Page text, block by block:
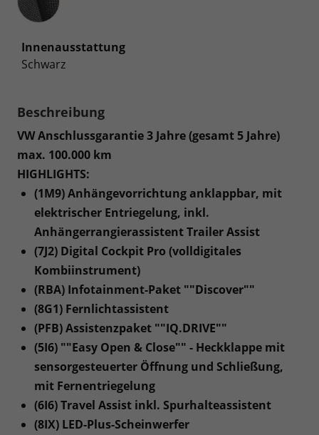
Innenausstattung
Schwarz
Beschreibung
VW Anschlussgarantie 3 Jahre (gesamt 5 Jahre)
max. 100.000 km
HIGHLIGHTS:
(1M9) Anhängevorrichtung anklappbar, mit
elektrischer Entriegelung, inkl.
Anhängerrangierassistent Trailer Assist
(7J2) Digital Cockpit Pro (volldigitales
Kombiinstrument)
(RBA) Infotainment-Paket ""Discover""
(8G1) Fernlichtassistent
(PFB) Assistenzpaket ""IQ.DRIVE""
(5I6) ""Easy Open & Close"" - Heckklappe mit
sensorgesteuerter Öffnung und Schließung,
mit Fernentriegelung
(6I6) Travel Assist inkl. Spurhalteassistent
(8IX) LED-Plus-Scheinwerfer